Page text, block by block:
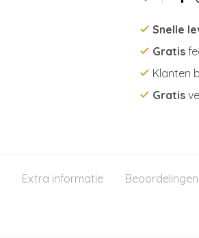
Snelle
Gratis
Klanten
Gratis
Extra informatie Beoordelingen